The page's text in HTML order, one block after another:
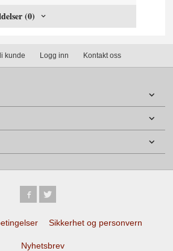
(0)
kunde Logg inn Kontakt oss
Sikkerhet og personvern
Nyhetsbrev